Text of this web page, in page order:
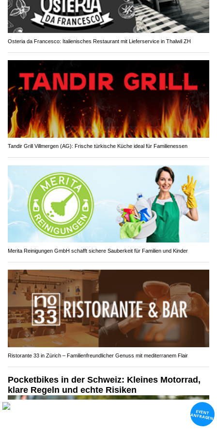
Osteria da Francesco: Italienisches Restaurant mit Lieferservice in Thalwil ZH
Tandir Grill Villmergen (AG): Frische türkische Küche ideal für Familienessen
Merita Reinigungen GmbH schafft sichere Sauberkeit für Familien und Kinder
Ristorante 33 in Zürich – Familienfreundlicher Genuss mit mediterranem Flair
Pocketbikes in der Schweiz: Kleines Motorrad,
klare Regeln und echte Risiken